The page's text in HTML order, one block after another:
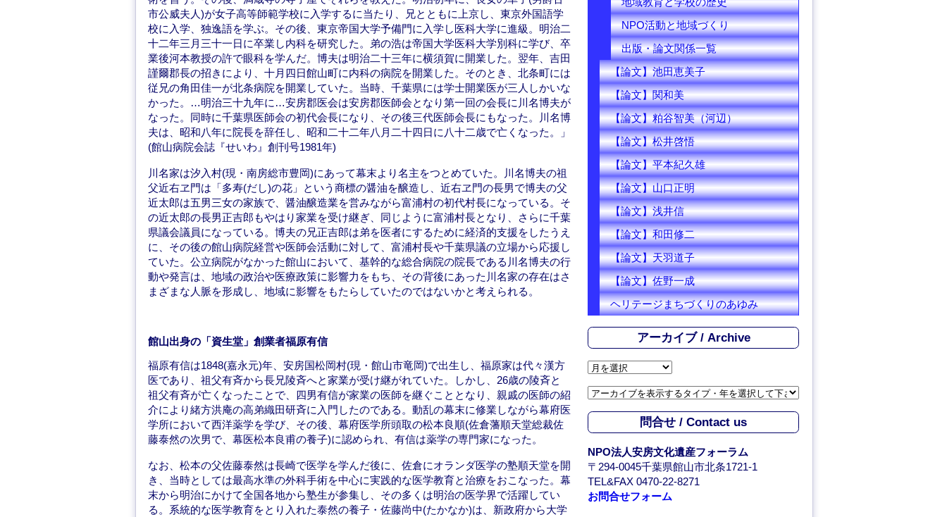
市公威夫人)が女子高等師範学校に入学するに当たり、兄とともに上京し、東京外国語学
校に入学、独逸語を学ぶ。その後、東京帝国大学予備門に入学し医科大学に進級。明治二
十二年三月三十一日に卒業し内科を研究した。弟の浩は帝国大学医科大学別科に学び、卒
業後河本教授の許で眼科を学んだ。博夫は明治二十三年に横須賀に開業した。翌年、吉田
謹爾郡長の招きにより、十月四日館山町に内科の病院を開業した。そのとき、北条町には
従兄の角田佳一が北条病院を開業していた。当時、千葉県には学士開業医が三人しかいな
かった。…明治三十九年に…安房郡医会は安房郡医師会となり第一回の会長に川名博夫が
なった。同時に千葉県医師会の初代会長になり、その後三代医師会長にもなった。川名博
夫は、昭和八年に院長を辞任し、昭和二十二年八月二十四日に八十二歳で亡くなった。」
(館山病院会誌『せいわ』創刊号1981年)
川名家は汐入村(現・南房総市豊岡)にあって幕末より名主をつとめていた。川名博夫の祖
父近右ヱ門は「多寿(だし)の花」という商標の醤油を醸造し、近右ヱ門の長男で博夫の父
近太郎は五男三女の家族で、醤油醸造業を営みながら富浦村の初代村長になっている。そ
の近太郎の長男正吉郎もやはり家業を受け継ぎ、同じように富浦村長となり、さらに千葉
県議会議員になっている。博夫の兄正吉郎は弟を医者にするために経済的支援をしたうえ
に、その後の館山病院経営や医師会活動に対して、富浦村長や千葉県議の立場から応援し
ていた。公立病院がなかった館山において、基幹的な総合病院の院長である川名博夫の行
動や発言は、地域の政治や医療政策に影響力をもち、その背後にあった川名家の存在はさ
まざまな人脈を形成し、地域に影響をもたらしていたのではないかと考えられる。
館山出身の「資生堂」創業者福原有信
福原有信は1848(嘉永元)年、安房国松岡村(現・館山市竜岡)で出生し、福原家は代々漢方
医であり、祖父有斉から長兄陵斉へと家業が受け継がれていた。しかし、26歳の陵斉と
祖父有斉が亡くなったことで、四男有信が家業の医師を継ぐこととなり、親戚の医師の紹
介により緒方洪庵の高弟織田研斉に入門したのである。動乱の幕末に修業しながら幕府医
学所において西洋薬学を学び、その後、幕府医学所頭取の松本良順(佐倉藩順天堂総裁佐
藤泰然の次男で、幕医松本良甫の養子)に認められ、有信は薬学の専門家になった。
なお、松本の父佐藤泰然は長崎で医学を学んだ後に、佐倉にオランダ医学の塾順天堂を開
き、当時としては最高水準の外科手術を中心に実践的な医学教育と治療をおこなった。幕
末から明治にかけて全国各地から塾生が参集し、その多くは明治の医学界で活躍してい
る。系統的な医学教育をとり入れた泰然の養子・佐藤尚中(たかなか)は、新政府から大学
NPO活動と地域づくり
出版・論文関係一覧
【論文】池田恵美子
【論文】関和美
【論文】粕谷智美（河辺）
【論文】松井啓悟
【論文】平本紀久雄
【論文】山口正明
【論文】浅井信
【論文】和田修二
【論文】天羽道子
【論文】佐野一成
ヘリテージまちづくりのあゆみ
アーカイブ / Archive
ア
カ
イ
ブ
A
r
c
h
問合せ / Contact us
NPO法人安房文化遺産フォーラム
〒294-0045千葉県館山市北条1721-1
TEL&FAX 0470-22-8271
お問合せフォーム